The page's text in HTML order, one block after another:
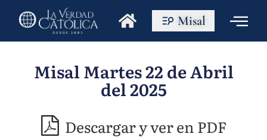
Misal
Misal Martes 22 de Abril
del 2025
Descargar y ver en PDF